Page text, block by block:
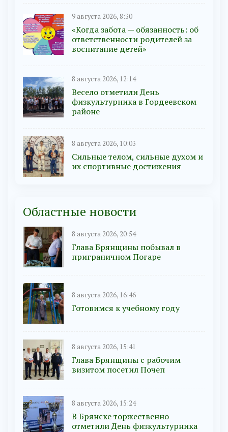
9 августа 2026, 8:30
«Когда забота — обязанность: об
ответственности родителей за
воспитание детей»
8 августа 2026, 12:14
Весело отметили День
физкультурника в Гордеевском
районе
8 августа 2026, 10:03
Сильные телом, сильные духом и
их спортивные достижения
Областные новости
8 августа 2026, 20:54
Глава Брянщины побывал в
приграничном Погаре
8 августа 2026, 16:46
Готовимся к учебному году
8 августа 2026, 15:41
Глава Брянщины с рабочим
визитом посетил Почеп
8 августа 2026, 15:24
В Брянске торжественно
отметили День физкультурника